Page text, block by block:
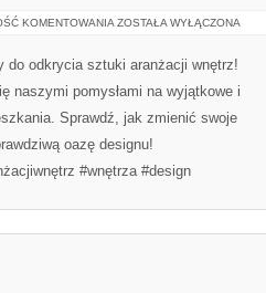
KOMENTOWANIA ODKRYJ
WNĘTRZ
ZOSTAŁA WYŁĄCZONA
do odkrycia sztuki aranżacji wnętrz!
naszymi pomysłami na wyjątkowe i
Sprawdź, jak zmienić swoje
oazę designu!
#wnętrza #design